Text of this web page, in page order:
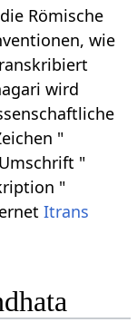
Römische
wie
wird
"
Umschrift "
"
Itrans